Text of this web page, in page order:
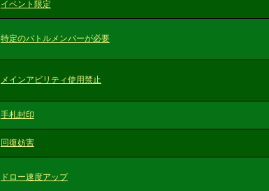
イベント限定
特定のバトルメンバーが必要
メインアビリティ使用禁止
手札封印
回復妨害
ドロー速度アップ